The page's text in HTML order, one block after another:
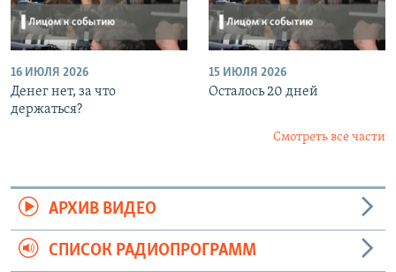
16 ИЮЛЯ 2026
Денег нет, за что
держаться?
15 ИЮЛЯ 2026
Осталось 20 дней
Смотреть все части
АРХИВ ВИДЕО
СПИСОК РАДИОПРОГРАММ